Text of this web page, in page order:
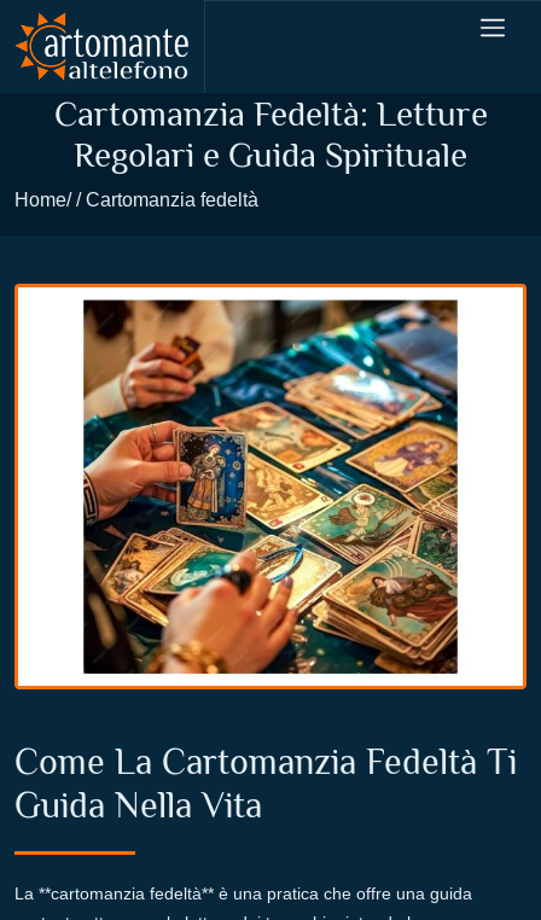
Cartomanzia Fedeltà: Letture
Regolari e Guida Spirituale
Home Cartomanzia fedeltà
Come La Cartomanzia Fedeltà Ti
Guida Nella Vita
La **cartomanzia fedeltà** è una pratica che offre una guida